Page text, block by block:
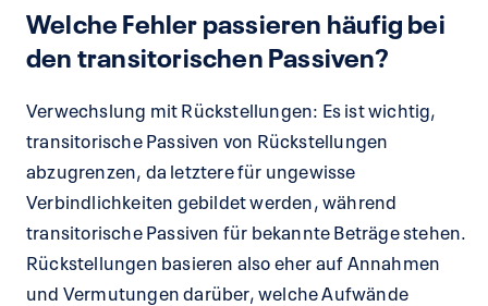
Welche Fehler passieren häufig bei
den transitorischen Passiven?
Verwechslung mit Rückstellungen: Es ist wichtig,
transitorische Passiven von Rückstellungen
abzugrenzen, da letztere für ungewisse
Verbindlichkeiten gebildet werden, während
transitorische Passiven für bekannte Beträge stehen.
Rückstellungen basieren also eher auf Annahmen
und Vermutungen darüber, welche Aufwände